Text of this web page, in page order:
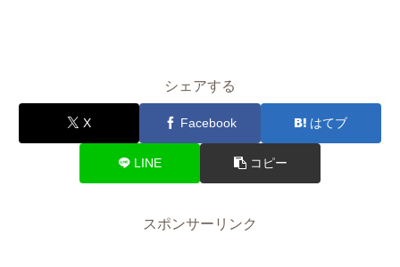
シェアする
X Facebook はてブ
LINE コピー
スポンサーリンク